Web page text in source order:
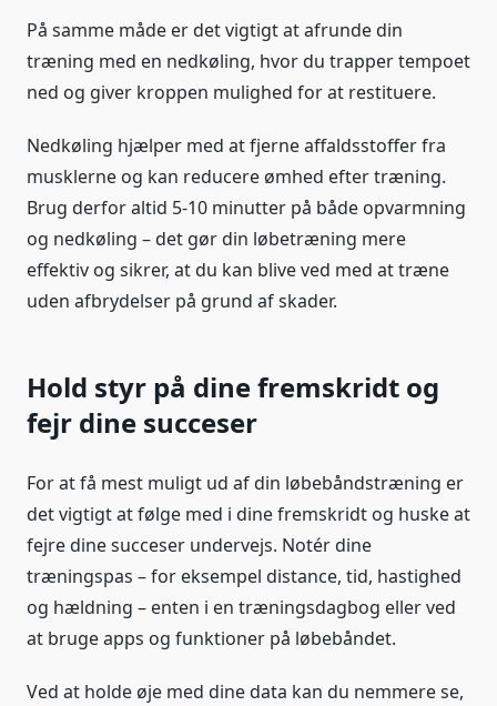
På samme måde er det vigtigt at afrunde din
træning med en nedkøling, hvor du trapper tempoet
ned og giver kroppen mulighed for at restituere.
Nedkøling hjælper med at fjerne affaldsstoffer fra
musklerne og kan reducere ømhed efter træning.
Brug derfor altid 5-10 minutter på både opvarmning
og nedkøling – det gør din løbetræning mere
effektiv og sikrer, at du kan blive ved med at træne
uden afbrydelser på grund af skader.
Hold styr på dine fremskridt og
fejr dine succeser
For at få mest muligt ud af din løbebåndstræning er
det vigtigt at følge med i dine fremskridt og huske at
fejre dine succeser undervejs. Notér dine
træningspas – for eksempel distance, tid, hastighed
og hældning – enten i en træningsdagbog eller ved
at bruge apps og funktioner på løbebåndet.
Ved at holde øje med dine data kan du nemmere se,